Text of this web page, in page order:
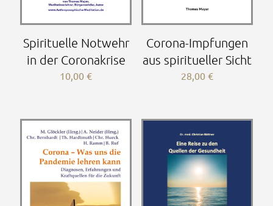
Spirituelle Notwehr
in der Coronakrise
10,00€
Corona-Impfungen
aus spiritueller Sicht
28,00 €